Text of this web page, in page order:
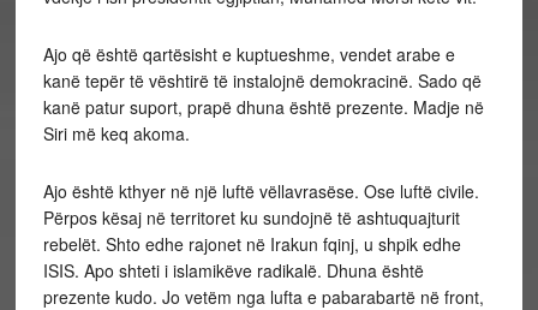
Ajo që është qartësisht e kuptueshme, vendet arabe e
kanë tepër të vështirë të instalojnë demokracinë. Sado që
kanë patur suport, prapë dhuna është prezente. Madje në
Siri më keq akoma.
Ajo është kthyer në një luftë vëllavrasëse. Ose luftë civile.
Përpos kësaj në territoret ku sundojnë të ashtuquajturit
rebelët. Shto edhe rajonet në Irakun fqinj, u shpik edhe
ISIS. Apo shteti i islamikëve radikalë. Dhuna është
prezente kudo. Jo vetëm nga lufta e pabarabartë në front,